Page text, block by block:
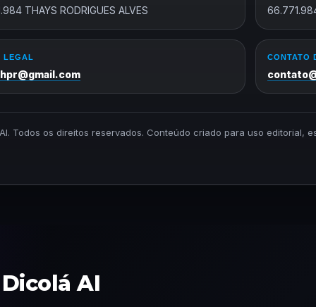
THAYS RODRIGUES ALVES
LEGAL CONTATO
Todos os direitos reservados. Conteúdo criado para uso editorial,
AI